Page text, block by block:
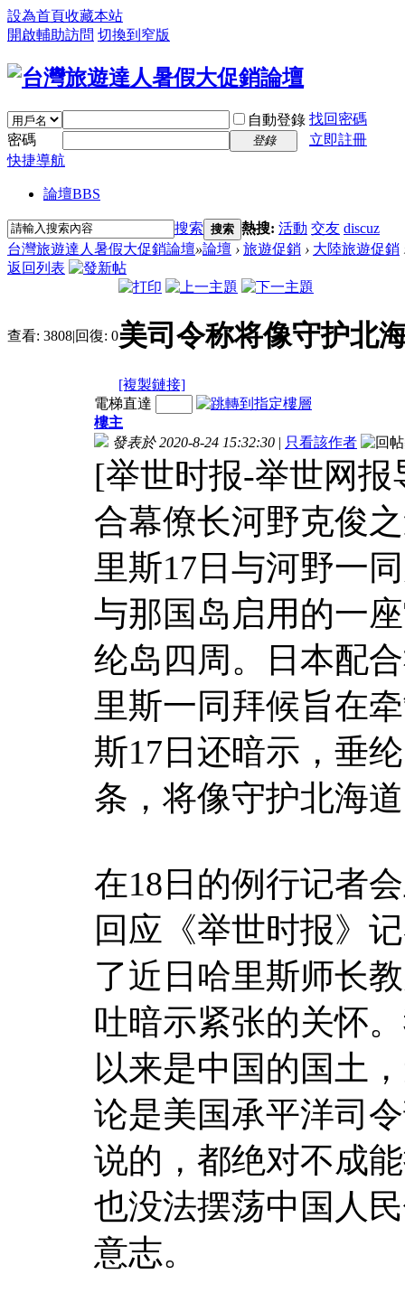
設為首頁收藏本站
開啟輔助訪問 切換到窄版
自動登錄 找回密碼
密碼
登錄
立即註冊
快捷導航
論壇BBS
搜索 搜索 熱搜: 活動 交友 discuz
台灣旅遊達人暑假大促銷論壇»論壇 › 旅遊促銷 › 大陸旅遊促銷
返回列表
查看: 3808|回復: 0美司令称将像守护北
[複製鏈接]
電梯直達
樓主
發表於 2020-8-24 15:32:30 | 只看該作者
[举世时报-举世网
合幕僚长河野克俊
里斯17日与河野一
与那国岛启用的一
纶岛四周。日本配
里斯一同拜候旨在
斯17日还暗示，垂
条，将像守护北海
在18日的例行记者
回应《举世时报》
了近日哈里斯师长
吐暗示紧张的关怀
以来是中国的国土
论是美国承平洋司
说的，都绝对不成
也没法摆荡中国人
意志。